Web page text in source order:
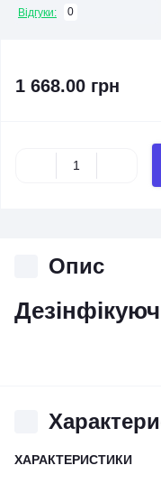
Відгуки: 0
1 668.00 грн
Опис
ХАРАКТЕРИСТИКИ